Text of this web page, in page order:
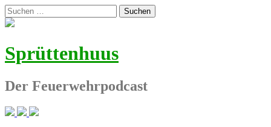
Zum
Inhalt
Suchen
nach:
Sprüttenhuus
Der Feuerwehrpodcast